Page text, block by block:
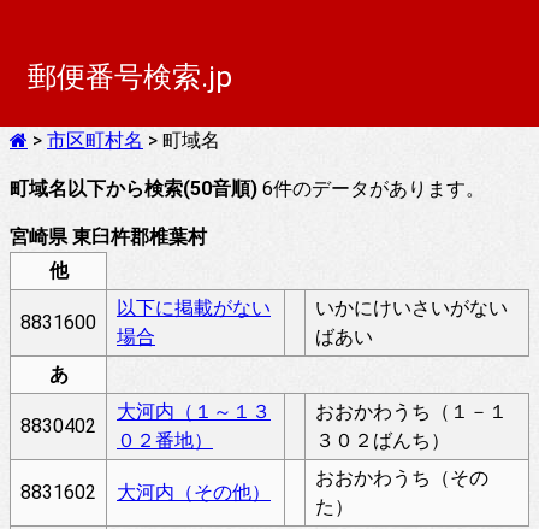
郵便番号検索.jp
> 市区町村名 > 町域名
町域名以下から検索(50音順) 6件のデータがあります。
宮崎県 東臼杵郡椎葉村
他
8831600
以下に掲載がない
場合
いかにけいさいがない
ばあい
あ
8830402
大河内（１～１３
０２番地）
おおかわうち（１－１
３０２ばんち）
8831602 大河内（その他）
おおかわうち（その
た）